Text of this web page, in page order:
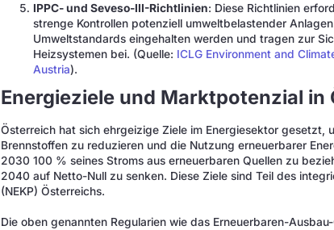
IPPC- und Seveso-III-Richtlinien: Diese Richtlinien
strenge Kontrollen potenziell umweltbelastender
Umweltstandards eingehalten werden und tragen zur
Heizsystemen bei. (Quelle: ICLG Environment and
Austria).
Energieziele und Marktpotenzial in
Österreich hat sich ehrgeizige Ziele im Energiesektor gesetzt,
Brennstoffen zu reduzieren und die Nutzung erneuerbarer
2030 100 % seines Stroms aus erneuerbaren Quellen zu
2040 auf Netto-Null zu senken. Diese Ziele sind Teil des
(NEKP) Österreichs.
Die oben genannten Regularien wie das Erneuerbaren-